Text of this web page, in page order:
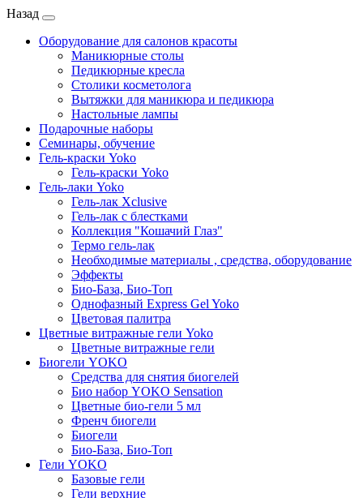
Назад
Оборудование для салонов красоты
Маникюрные столы
Педикюрные кресла
Столики косметолога
Вытяжки для маникюра и педикюра
Настольные лампы
Подарочные наборы
Семинары, обучение
Гель-краски Yoko
Гель-краски Yoko
Гель-лаки Yoko
Гель-лак Xclusive
Гель-лак с блестками
Коллекция "Кошачий Глаз"
Термо гель-лак
Необходимые материалы , средства, оборудование
Эффекты
Био-База, Био-Топ
Однофазный Express Gel Yoko
Цветовая палитра
Цветные витражные гели Yoko
Цветные витражные гели
Биогели YOKO
Средства для снятия биогелей
Био набор YOKO Sensation
Цветные био-гели 5 мл
Френч биогели
Биогели
Био-База, Био-Топ
Гели YOKO
Базовые гели
Гели верхние